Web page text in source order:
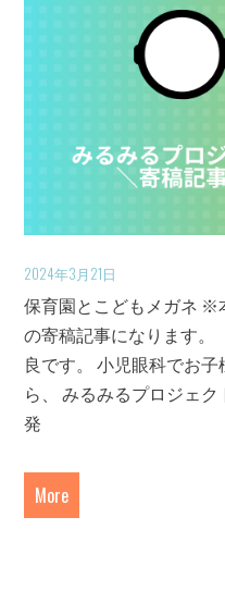
2024年3月21日
保育園とこどもメガネ ※
の寄稿記事になります
良です。 小児眼科でお
ら、 みるみるプロジェ
発
More